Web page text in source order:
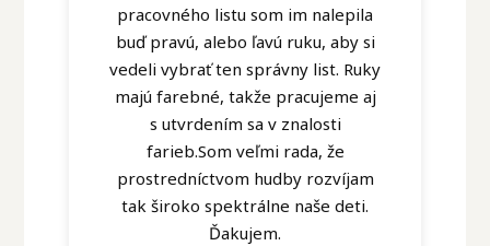
pracovného listu som im nalepila
buď pravú, alebo ľavú ruku, aby si
vedeli vybrať ten správny list. Ruky
majú farebné, takže pracujeme aj
s utvrdením sa v znalosti
farieb.Som veľmi rada, že
prostredníctvom hudby rozvíjam
tak široko spektrálne naše deti.
Ďakujem.